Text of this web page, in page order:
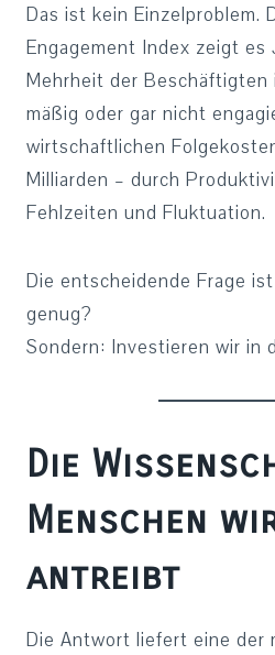
Das ist kein Einzelproblem.
Engagement Index zeigt es
Mehrheit der
mäßig oder gar nicht
wirtschaftlichen
Milliarden – durch
Fehlzeiten und Fluktuation.
Die entscheidende Frage
genug?
Sondern: Investieren wir in
Die
Menschen
antreibt
Die Antwort liefert eine der